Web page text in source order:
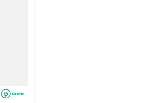
Elétrica